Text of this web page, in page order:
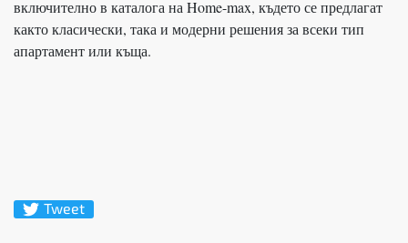
включително в каталога на Home-max, където се предлагат
както класически, така и модерни решения за всеки тип
апартамент или къща.
Tweet